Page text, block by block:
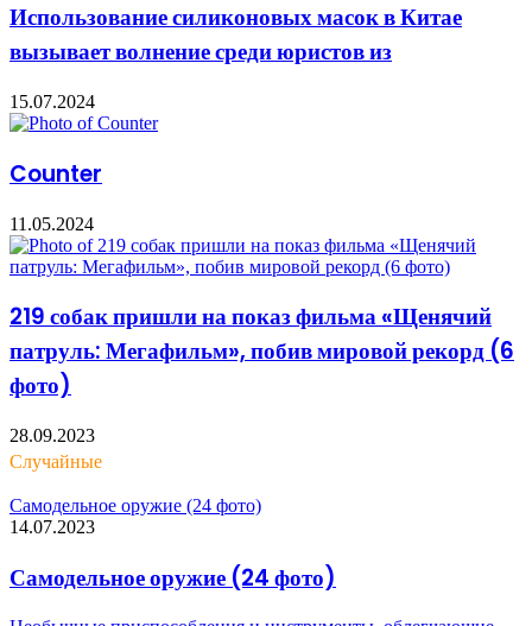
Использование силиконовых масок в Китае
вызывает волнение среди юристов из
15.07.2024
Counter
11.05.2024
219 собак пришли на показ фильма «Щенячий
патруль: Мегафильм», побив мировой рекорд (6
фото)
28.09.2023
Случайные
Самодельное оружие (24 фото)
14.07.2023
Самодельное оружие (24 фото)